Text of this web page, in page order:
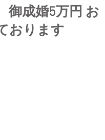
成婚5万円 お
おります